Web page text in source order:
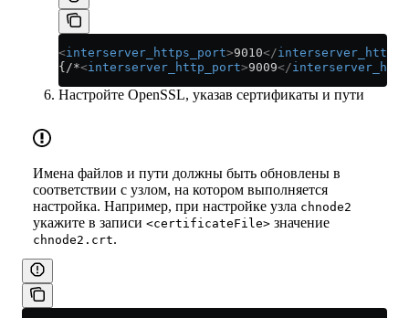
<interserver_https_port>9010</
{/*<interserver_http_port>9009</
Настройте OpenSSL, указав сертификаты и пути
Имена файлов и пути должны быть обновлены в
соответствии с узлом, на котором выполняется
настройка. Например, при настройке узла chnode2
укажите в записи <certificateFile> значение
chnode2.crt.